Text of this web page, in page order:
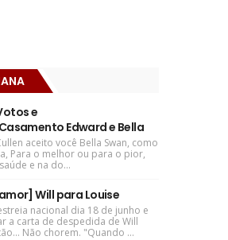
e
Edward e Bella
aceito você Bella Swan, como
Para o melhor ou para o pior,
e na do...
Will para Louise
nacional dia 18 de junho e
a carta de despedida de Will
Não chorem. "Quando ...